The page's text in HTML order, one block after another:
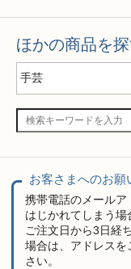
ほかの商品を
お客さまへのお願
携帯電話のメール
はじかれてしまう場
ご注文日から3日経
場合は、アドレス
さい。